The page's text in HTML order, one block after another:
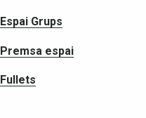
Socis en les vostres
Espai Grups
Premsa espai
Fullets